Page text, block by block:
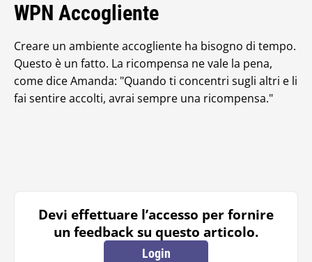
WPN Accogliente
Creare un ambiente accogliente ha bisogno di tempo.
Questo è un fatto. La ricompensa ne vale la pena,
come dice Amanda: "Quando ti concentri sugli altri e li
fai sentire accolti, avrai sempre una ricompensa."
Devi effettuare l’accesso per fornire
un feedback su questo articolo.
Login